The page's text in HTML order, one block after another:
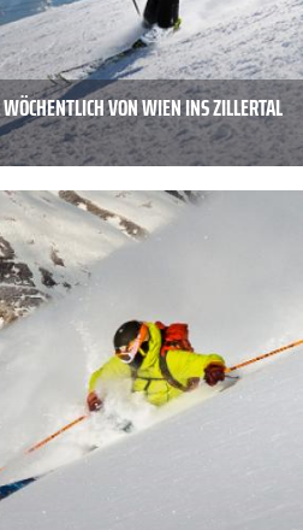
VON WIEN INS ZILLERTAL